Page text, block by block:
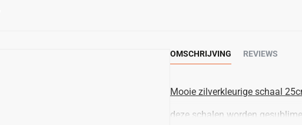
OMSCHRIJVING REVIEWS
Mooie zilverkleurige schaal
deze schalen worden